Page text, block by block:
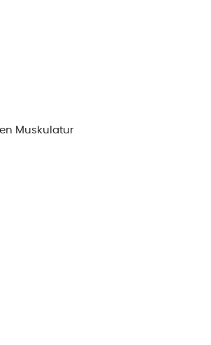
Muskulatur